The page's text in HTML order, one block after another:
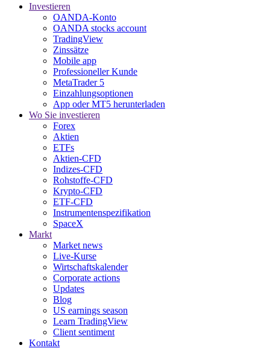
Investieren
OANDA-Konto
OANDA stocks account
TradingView
Zinssätze
Mobile app
Professioneller Kunde
MetaTrader 5
Einzahlungsoptionen
App oder MT5 herunterladen
Wo Sie investieren
Forex
Aktien
ETFs
Aktien-CFD
Indizes-CFD
Rohstoffe-CFD
Krypto-CFD
ETF-CFD
Instrumentenspezifikation
SpaceX
Markt
Market news
Live-Kurse
Wirtschaftskalender
Corporate actions
Updates
Blog
US earnings season
Learn TradingView
Client sentiment
Kontakt